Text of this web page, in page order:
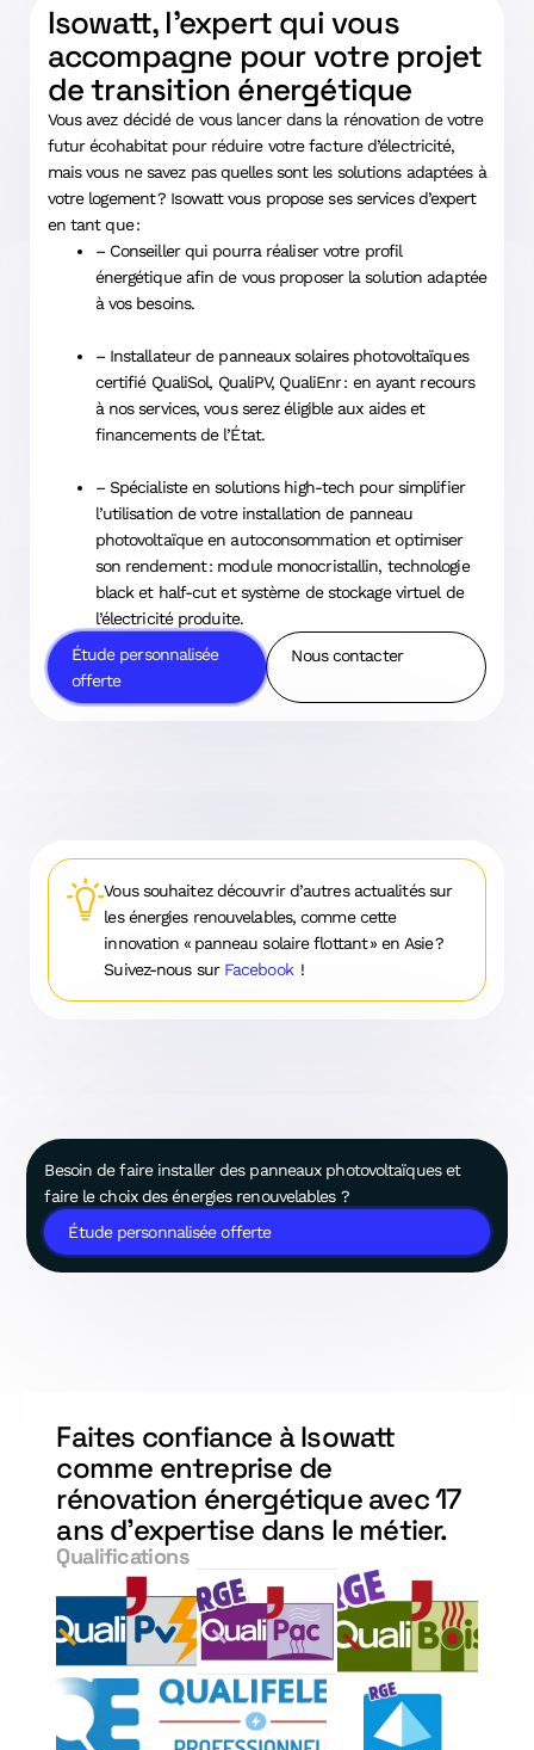
Isowatt, l’expert qui vous
accompagne pour votre projet
de transition énergétique
Vous avez décidé de vous lancer dans la rénovation de votre
futur écohabitat pour réduire votre facture d’électricité,
mais vous ne savez pas quelles sont les solutions adaptées à
votre logement ? Isowatt vous propose ses services d’expert
en tant que :
– Conseiller qui pourra réaliser votre profil
énergétique afin de vous proposer la solution adaptée
à vos besoins.
– Installateur de panneaux solaires photovoltaïques
certifié QualiSol, QualiPV, QualiEnr : en ayant recours
à nos services, vous serez éligible aux aides et
financements de l’État.
– Spécialiste en solutions high-tech pour simplifier
l’utilisation de votre installation de panneau
photovoltaïque en autoconsommation et optimiser
son rendement : module monocristallin, technologie
black et half-cut et système de stockage virtuel de
l’électricité produite.
Étude personnalisée
offerte
Nous contacter
Vous souhaitez découvrir d’autres actualités sur
les énergies renouvelables, comme cette
innovation « panneau solaire flottant » en Asie ?
Suivez-nous sur Facebook!
Besoin de faire installer des panneaux photovoltaïques et
faire le choix des énergies renouvelables ?
Étude personnalisée offerte
Faites confiance à Isowatt
comme entreprise de
rénovation énergétique avec 17
ans d'expertise dans le métier.
Qualifications